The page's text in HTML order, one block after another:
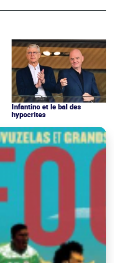
Infantino et le bal des
hypocrites